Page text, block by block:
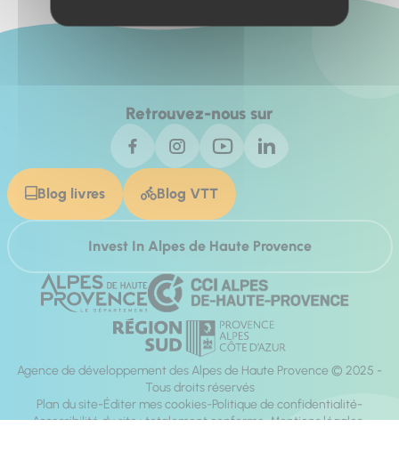
Retrouvez-nous sur
Blog livres Blog VTT
Invest In Alpes de Haute Provence
Agence de développement des Alpes de Haute Provence © 2025 -
Tous droits réservés
Plan du site Éditer mes cookies Politique de confidentialité
Accessibilité du site : totalement conforme Mentions légales